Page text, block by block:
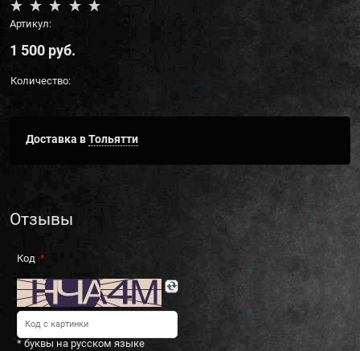
Артикул:
1 500 руб.
Количество:
Доставка вТольятти
Отзывы
Код
* буквы на русском языке